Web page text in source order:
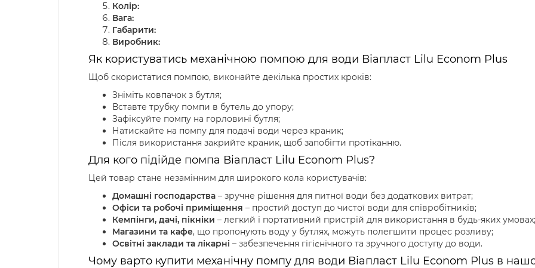
Колір:
Вага:
Габарити:
Виробник:
Як користуватись механічною помпою для води Віапласт Lilu Econom Plus
Щоб скористатися помпою, виконайте декілька простих кроків:
Зніміть ковпачок з бутля;
Вставте трубку помпи в бутель до упору;
Зафіксуйте помпу на горловині бутля;
Натискайте на помпу для подачі води через краник;
Після використання закрийте краник, щоб запобігти протіканню.
Для кого підійде помпа Віапласт Lilu Econom Plus?
Цей товар стане незамінним для широкого кола користувачів:
Домашні господарства – зручне рішення для питної води без додаткових витрат;
Офіси та робочі приміщення – простий доступ до чистої води для співробітників;
Кемпінги, дачі, пікніки – легкий і портативний пристрій для використання в будь-яких умовах;
Магазини та кафе, що пропонують воду у бутлях, можуть полегшити процес розливу;
Освітні заклади та лікарні – забезпечення гігієнічного та зручного доступу до води.
Чому варто купити механічну помпу для води Віапласт Lilu Econom Plus в